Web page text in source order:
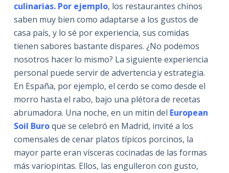
culinarias. Por ejemplo, los restaurantes chinos
saben muy bien como adaptarse a los gustos de
casa país, y lo sé por experiencia, sus comidas
tienen sabores bastante dispares. ¿No podemos
nosotros hacer lo mismo? La siguiente experiencia
personal puede servir de advertencia y estrategia.
En España, por ejemplo, el cerdo se como desde el
morro hasta el rabo, bajo una plétora de recetas
abrumadora. Una noche, en un mitin del European
Soil Buroque se celebró en Madrid, invité a los
comensales de cenar platos típicos porcinos, la
mayor parte eran vísceras cocinadas de las formas
más variopintas. Ellos, las engulleron con gusto,